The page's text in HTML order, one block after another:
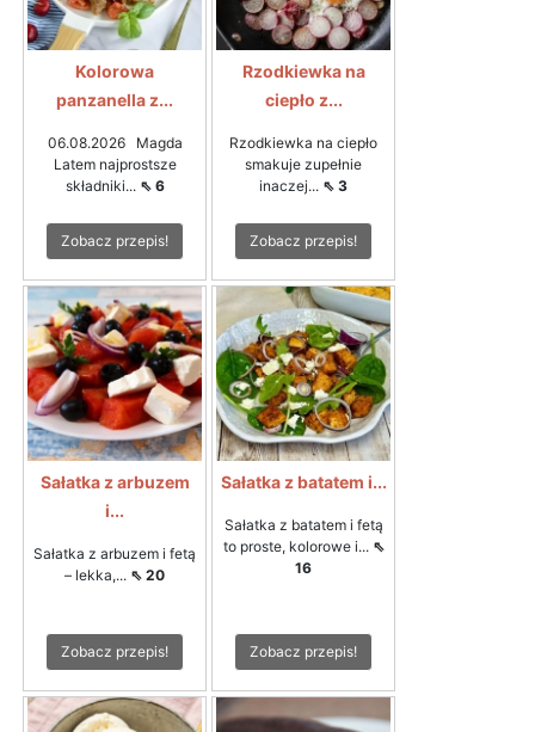
Kolorowa
panzanella z...
06.08.2026 Magda
Latem najprostsze
składniki... ⇖ 6
Zobacz przepis!
Rzodkiewka na
ciepło z...
Rzodkiewka na ciepło
smakuje zupełnie
inaczej... ⇖ 3
Zobacz przepis!
Sałatka z arbuzem
i...
Sałatka z arbuzem i fetą
– lekka,... ⇖ 20
Zobacz przepis!
Sałatka z batatem i...
Sałatka z batatem i fetą
to proste, kolorowe i... ⇖
16
Zobacz przepis!